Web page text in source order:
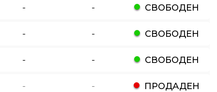
- - СВОБОДЕН
- - СВОБОДЕН
- - СВОБОДЕН
- - ПРОДАДЕН